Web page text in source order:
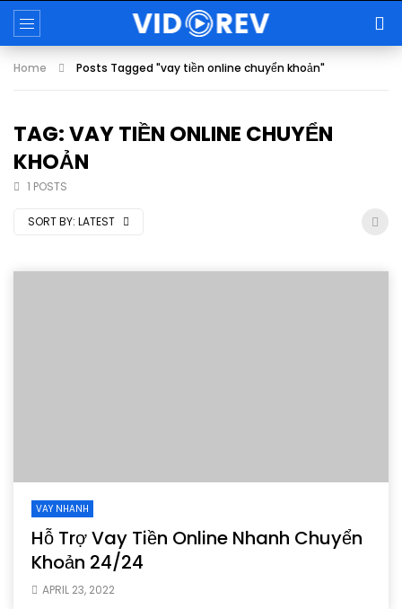
Home Posts Tagged "vay tiền online chuyển khoản"
TAG: VAY TIỀN ONLINE CHUYỂN
KHOẢN
1 POSTS
SORT BY: LATEST
VAY NHANH
Hỗ Trợ Vay Tiền Online Nhanh Chuyển
Khoản 24/24
APRIL 23, 2022